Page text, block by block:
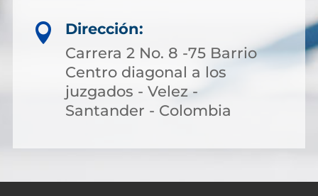

Dirección:
Carrera 2 No. 8 -75 Barrio
Centro diagonal a los
juzgados - Velez -
Santander - Colombia